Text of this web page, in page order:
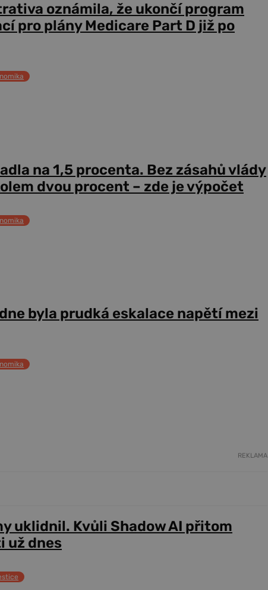
oznámila, že ukončí program
pro plány Medicare Part D již po
na 1,5 procenta. Bez zásahů vlády
dvou procent – zde je výpočet
byla prudká eskalace napětí mezi
REKLAMA
uklidnil. Kvůli Shadow AI přitom
už dnes